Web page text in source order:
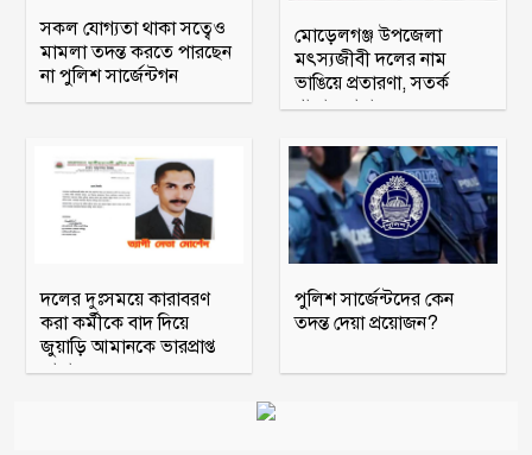
সকল যোগ্যতা থাকা সত্বেও
মামলা তদন্ত করতে পারছেন
না পুলিশ সার্জেন্টগন
মোড়েলগঞ্জ উপজেলা
মৎস্যজীবী দলের নাম
ভাঙিয়ে প্রতারণা, সতর্ক
থাকার আহ্বান
দলের দুঃসময়ে কারাবরণ
করা কর্মীকে বাদ দিয়ে
জুয়াড়ি আমানকে ভারপ্রাপ্ত
আহ্বায়ক
পুলিশ সার্জেন্টদের কেন
তদন্ত দেয়া প্রয়োজন?